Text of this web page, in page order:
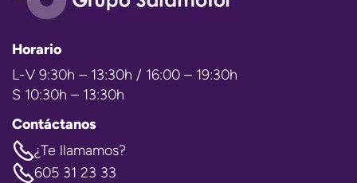
Horario
L-V 9:30h – 13:30h / 16:00 – 19:30h
S 10:30h – 13:30h
Contáctanos
¿Te llamamos?
605 31 23 33